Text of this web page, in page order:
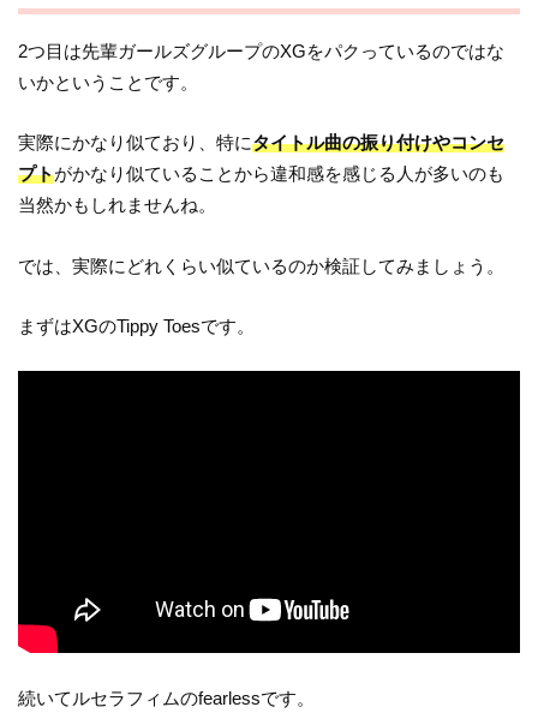
2つ目は先輩ガールズグループのXGをパクっているのではな
いかということです。
実際にかなり似ており、特にタイトル曲の振り付けやコンセ
プトがかなり似ていることから違和感を感じる人が多いのも
当然かもしれませんね。
では、実際にどれくらい似ているのか検証してみましょう。
まずはXGのTippy Toesです。
続いてルセラフィムのfearlessです。